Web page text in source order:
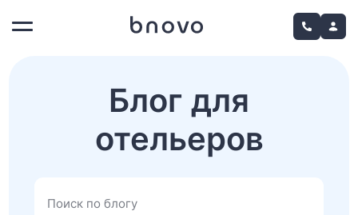
Блог для
отельеров